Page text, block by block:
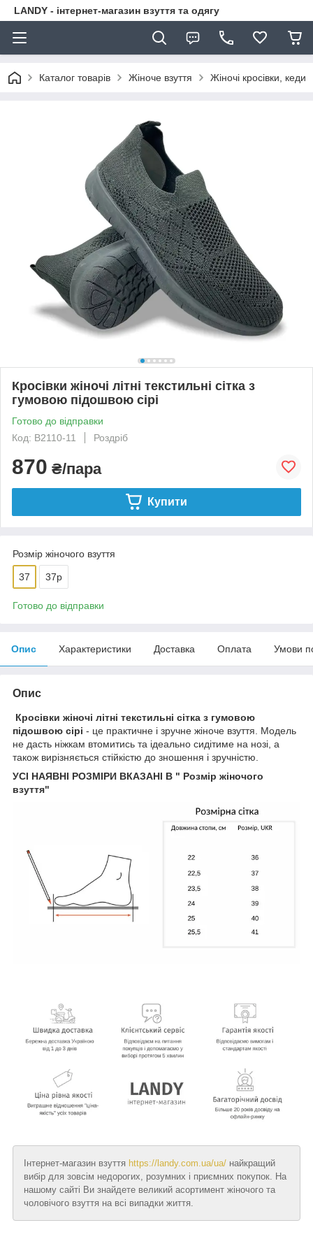
LANDY - інтернет-магазин взуття та одягу
Каталог товарів Жіноче взуття Жіночі кросівки, кеди
Кросівки жіночі літні текстильні сітка з
гумовою підошвою сірі
Готово до відправки
Код: B2110-11
Роздріб
870 ₴/пара
Купити
Розмір жіночого взуття
37 37р
Готово до відправки
Опис Характеристики Доставка Оплата Умови
Опис
Кросівки жіночі літні текстильні сітка з гумовою
підошвою сірі - це практичне і зручне жіноче взуття. Модель
не дасть ніжкам втомитись та ідеально сидітиме на нозі, а
також вирізняється стійкістю до зношення і зручністю.
УСІ НАЯВНІ РОЗМІРИ ВКАЗАНІ В " Розмір жіночого
взуття"
Інтернет-магазин взуття https://landy.com.ua/ua/ найкращий
вибір для зовсім недорогих, розумних і приємних покупок. На
нашому сайті Ви знайдете великий асортимент жіночого та
чоловічого взуття на всі випадки життя.